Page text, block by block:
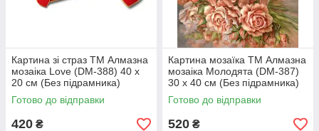
Картина зі страз ТМ Алмазна
мозаіка Love (DM-388) 40 х
20 см (Без підрамника)
Готово до відправки
420 ₴
Картина мозаїка ТМ Алмазна
мозаіка Молодята (DM-387)
30 х 40 см (Без підрамника)
Готово до відправки
520 ₴